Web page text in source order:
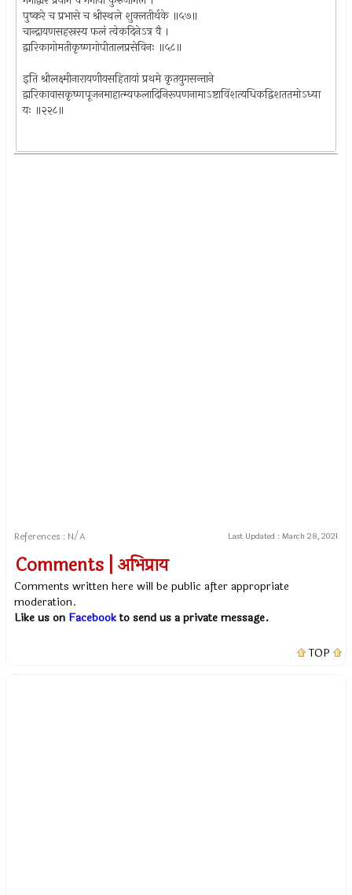
पुष्करे च प्रभासे च श्रीस्थले शुक्लतीर्थके ॥५७॥
चान्द्रायणसहस्रस्य फलं त्वेकदिनेऽत्र वै ।
द्वारिकागोमतीकृष्णगोपीतालप्रसेविनः ॥५८॥
इति श्रीलक्ष्मीनारायणीयसहितायां प्रथमे कृतयुगसन्ताने
द्वारिकावासकृष्णपूजनमाहात्म्यफलादिनिरूपणनामाऽष्टाविंशत्यधिकद्विशततमोऽध्या
यः ॥२२८॥
References : N/A Last Updated : March 28, 2021
Comments | अभिप्राय
Comments written here will be public after appropriate
moderation.
Like us on Facebookto send us a private message.
TOP